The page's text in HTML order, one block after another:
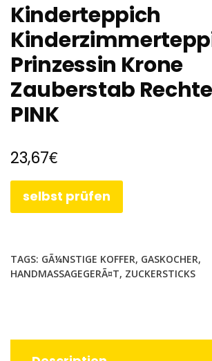
Kinderteppich
Prinzessin Krone
Zauberstab
PINK
23,67€
selbst prüfen
TAGS: GÃ¼NSTIGE KOFFER, GASKOCHER,
HANDMASSAGEGERÃ¤T, ZUCKERSTICKS